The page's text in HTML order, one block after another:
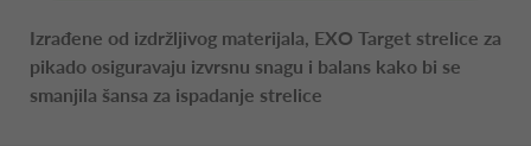
Izrađene od izdržljivog materijala, EXO Target strelice za
pikado osiguravaju izvrsnu snagu i balans kako bi se
smanjila šansa za ispadanje strelice